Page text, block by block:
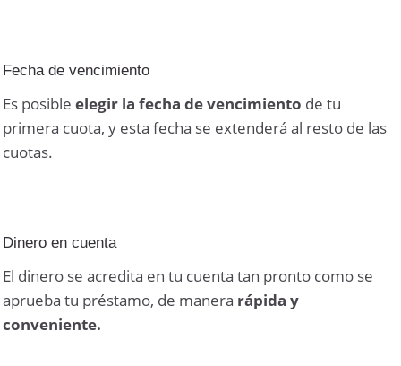
Fecha de vencimiento
Es posibleelegir la fecha de vencimiento de tu
primera cuota, y esta fecha se extenderá al resto de las
cuotas.
Dinero en cuenta
El dinero se acredita en tu cuenta tan pronto como se
aprueba tu préstamo, de manera rápida y
conveniente.